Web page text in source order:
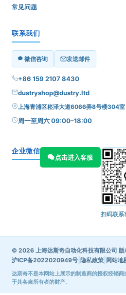
常见问题
联系我们
微信咨询 发送邮件
+86 159 2107 8430
dustryshop@dustry.ltd
上海青浦区崧泽大道6066弄8号楼304室
周一至周六 09:00–18:00
企业微信
点击进入客服
扫码联系
© 2026 上海达斯奇自动化科技有限公司 版
沪ICP备2022020949号 隐私政策 网站地
达斯奇不是本网站上展示的制造商的授权经销
于其各自所有者的财产。